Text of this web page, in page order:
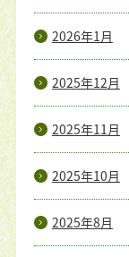
2026年1月
2025年12月
2025年11月
2025年10月
2025年8月